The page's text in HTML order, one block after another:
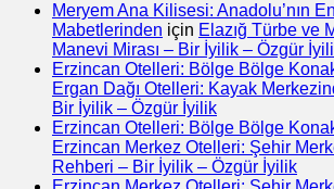
Meryem Ana Kilisesi: Anadolu’nın
Mabetlerinden için Elazığ Türbe ve
Manevi Mirası – Bir İyilik – Özgür
Erzincan Otelleri: Bölge Bölge
Ergan Dağı Otelleri: Kayak
Bir İyilik – Özgür İyilik
Erzincan Otelleri: Bölge Bölge
Erzincan Merkez Otelleri: Şehir
Rehberi – Bir İyilik – Özgür İyilik